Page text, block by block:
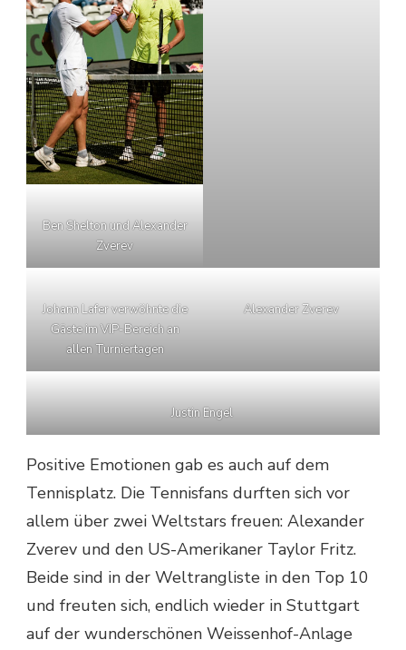
Ben Shelton und Alexander
Zverev
Johann Lafer verwöhnte die
Gäste im VIP-Bereich an
allen Turniertagen
Alexander Zverev
Justin Engel
Positive Emotionen gab es auch auf dem
Tennisplatz. Die Tennisfans durften sich vor
allem über zwei Weltstars freuen: Alexander
Zverev und den US-Amerikaner Taylor Fritz.
Beide sind in der Weltrangliste in den Top 10
und freuten sich, endlich wieder in Stuttgart
auf der wunderschönen Weissenhof-Anlage